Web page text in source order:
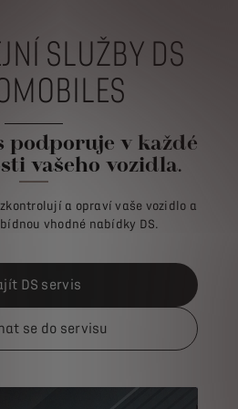
SLUŽBY DS
podporuje v každé
vašeho vozidla.
a opraví vaše vozidlo a
vhodné nabídky DS.
DS servis
se do servisu